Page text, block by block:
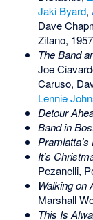
Jaki Byard,
Dave
Zitano, 1957
The Band
Joe
Caruso,
Lennie
Detour
Band in
Pramlatta’s
It’s
Pezanelli,
Walking on
Marshall
This Is